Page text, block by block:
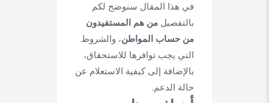
في هذا المقال سنوضح لكم
بالتفصيل من هم المستفيدون
من حساب المواطن، والشروط
التي يجب توافرها للاستحقاق،
بالإضافة إلى كيفية الاستعلام عن
حالة الدعم.